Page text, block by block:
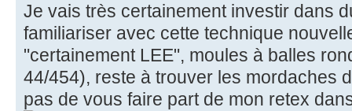
Je vais très certainement investir dans
familiariser avec cette technique
"certainement LEE", moules à balles
44/454), reste à trouver les mordaches
pas de vous faire part de mon retex